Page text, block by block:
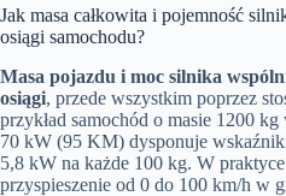
Jak masa całkowita i pojemność
osiągi samochodu?
Masa pojazdu i moc silnika
osiągi, przede wszystkim poprzez
przykład samochód o masie 1200
70 kW (95 KM) dysponuje
5,8 kW na każde 100 kg. W praktyce
przyspieszenie od 0 do 100 km/h w